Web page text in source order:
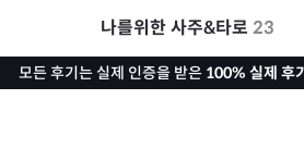
나를위한 사주&타로 23
모든 후기는 실제 인증을 받은 100% 실제 후